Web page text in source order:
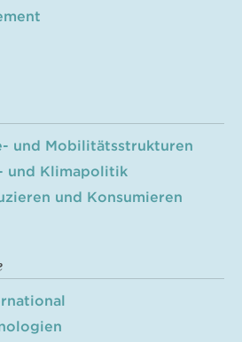
und Mobilitätsstrukturen
und Klimapolitik
und Konsumieren